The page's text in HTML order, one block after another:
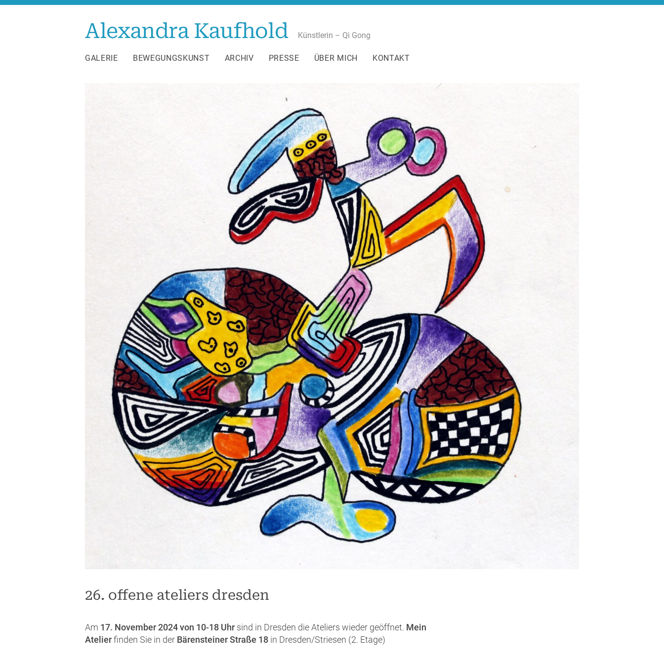
Zum
Alexandra Kaufhold Künstlerin – Qi Gong
GALERIE BEWEGUNGSKUNST ARCHIV PRESSE ÜBER MICH KONTAKT
26. offene ateliers dresden
Am 17. November 2024 von 10-18 Uhr sind in Dresden die Ateliers wieder geöffnet. Mein
Atelierfinden Sie in der Bärensteiner Straße 18 in Dresden/Striesen (2. Etage)